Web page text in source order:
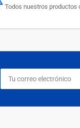
Todos nuestros productos
Tu
correo
electrónico